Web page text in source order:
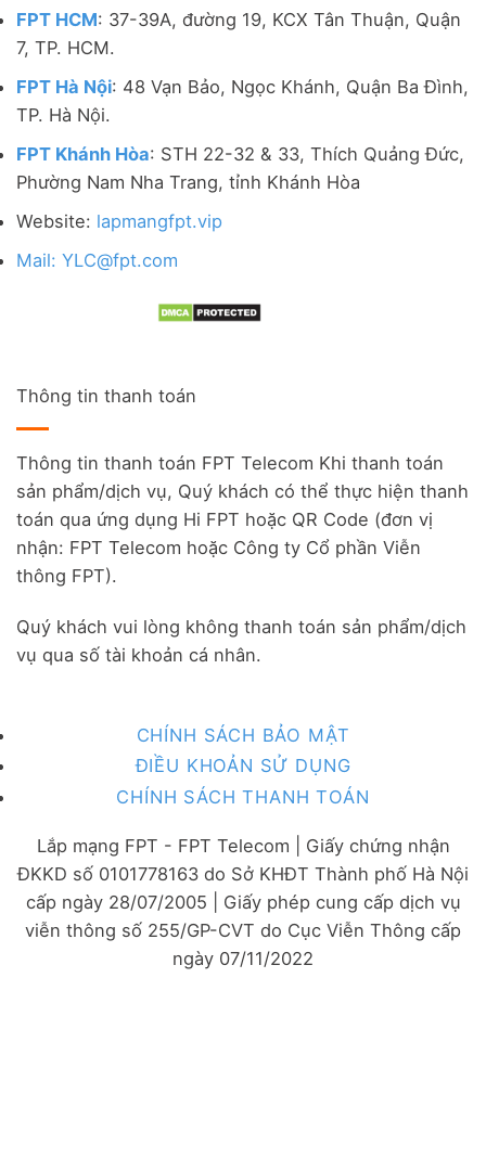
FPT HCM: 37-39A, đường 19, KCX Tân Thuận, Quận
7, TP. HCM.
FPT Hà Nội: 48 Vạn Bảo, Ngọc Khánh, Quận Ba Đình,
TP. Hà Nội.
FPT Khánh Hòa: STH 22-32 & 33, Thích Quảng Đức,
Phường Nam Nha Trang, tỉnh Khánh Hòa
Website: lapmangfpt.vip
Mail: YLC@fpt.com
Thông tin thanh toán
Thông tin thanh toán FPT Telecom Khi thanh toán
sản phẩm/dịch vụ, Quý khách có thể thực hiện thanh
toán qua ứng dụng Hi FPT hoặc QR Code (đơn vị
nhận: FPT Telecom hoặc Công ty Cổ phần Viễn
thông FPT).
Quý khách vui lòng không thanh toán sản phẩm/dịch
vụ qua số tài khoản cá nhân.
CHÍNH SÁCH BẢO MẬT
ĐIỀU KHOẢN SỬ DỤNG
CHÍNH SÁCH THANH TOÁN
Lắp mạng FPT - FPT Telecom | Giấy chứng nhận
ĐKKD số 0101778163 do Sở KHĐT Thành phố Hà Nội
cấp ngày 28/07/2005 | Giấy phép cung cấp dịch vụ
viễn thông số 255/GP-CVT do Cục Viễn Thông cấp
ngày 07/11/2022